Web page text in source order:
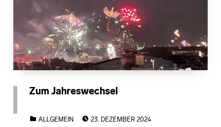
Zum Jahreswechsel
ALLGEMEIN
23. DEZEMBER 2024